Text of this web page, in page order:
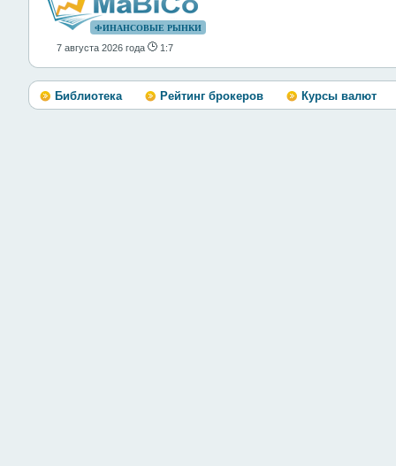
ФИНАНСОВЫЕ РЫНКИ
7 августа 2026 года 1:7
Библиотека Рейтинг брокеров Курсы валют